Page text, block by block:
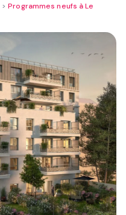
>Programmes neufs à Le